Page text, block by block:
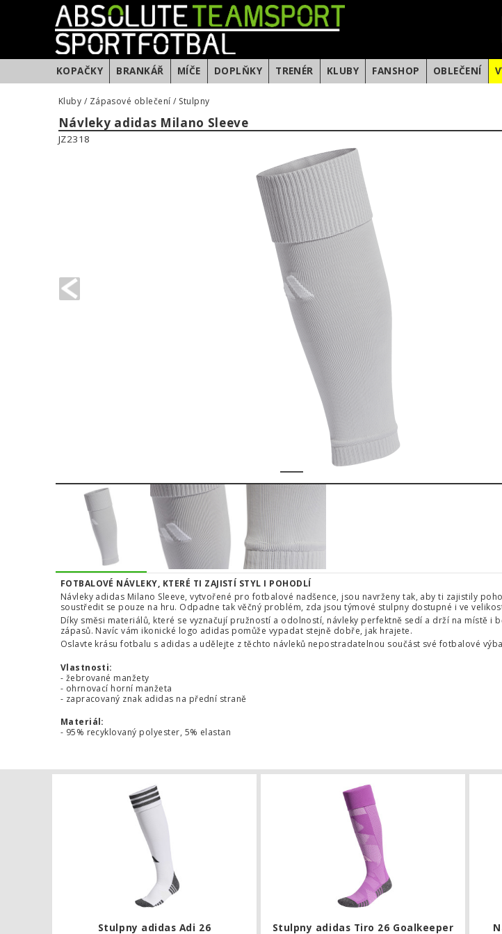
KOPAČKY BRANKÁŘ MÍČE DOPLŇKY TRENÉR KLUBY FANSHOP OBLEČENÍ
Kluby / Zápasové oblečení / Stulpny
Návleky adidas Milano Sleeve
3
JZ2318
FOTBALOVÉ NÁVLEKY, KTERÉ TI ZAJISTÍ STYL I POHODLÍ
Návleky adidas Milano Sleeve, vytvořené pro fotbalové nadšence, jsou navrženy tak, aby ti zajistily
soustředit se pouze na hru. Odpadne tak věčný problém, zda jsou týmové stulpny dostupné i ve
Díky směsi materiálů, které se vyznačují pružností a odolností, návleky perfektně sedí a drží na místě i
zápasů. Navíc vám ikonické logo adidas pomůže vypadat stejně dobře, jak hrajete.
Oslavte krásu fotbalu s adidas a udělejte z těchto návleků nepostradatelnou součást své fotbalové
Vlastnosti:
- žebrované manžety
- ohrnovací horní manžeta
- zapracovaný znak adidas na přední straně
Materiál:
- 95% recyklovaný polyester, 5% elastan
Stulpny adidas Adi 26 Stulpny adidas Tiro 26 Goalkeeper